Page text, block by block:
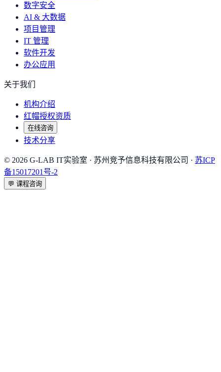
数字安全
AI & 大数据
项目管理
IT 管理
软件开发
办公应用
关于我们
机构介绍
红帽授权资质
在线咨询
技术分享
© 2026 G-LAB IT实验室 · 苏州竞予信息科技有限公司 · 苏ICP
备15017201号-2
💬 课程咨询